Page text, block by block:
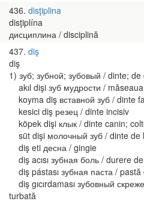
436 disţiplina
disţiplína
дисциплина / disciplină
437 diş
diş
1) зуб; зубной; зубовый / dinte;
akıl dişi зуб мудрости /
koyma diş вставной зуб / dinte
kesici diş резец / dinte incisiv
köpek dişi клык / dinte canin;
süt dişi молочный зуб / dinte de
diş eti десна / gingie
diş acısı зубная боль / durere
diş pástası зубная паста /
diş gıcırdaması зубовный
turbată